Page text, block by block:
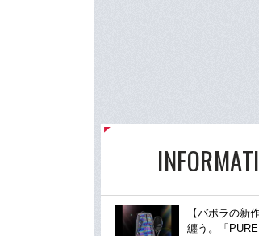
【バボラの新
纏う。「